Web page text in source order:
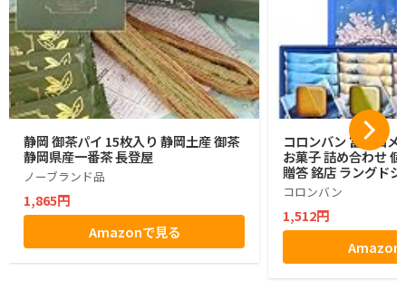
静岡 御茶パイ 15枚入り 静岡土産 御茶
静岡県産一番茶 長登屋
ノーブランド品
1,865円
Amazonで見る
コロンバン 富士山メ
お菓子 詰め合わせ
贈答 銘店 ラングド
コロンバン
1,512円
Amazon